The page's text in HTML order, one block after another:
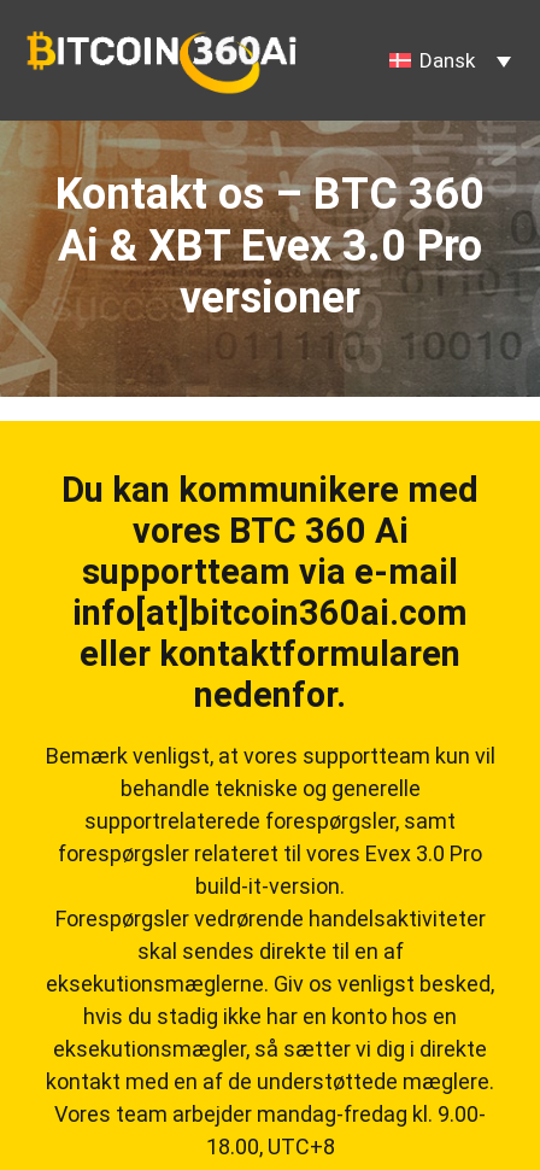
indhold
Dansk
Kontakt os – BTC 360
Ai & XBT Evex 3.0 Pro
versioner
Du kan kommunikere med
vores BTC 360 Ai
supportteam via e-mail
info[at]bitcoin360ai.com
eller kontaktformularen
nedenfor.
Bemærk venligst, at vores supportteam kun vil
behandle tekniske og generelle
supportrelaterede forespørgsler, samt
forespørgsler relateret til vores Evex 3.0 Pro
build-it-version.
Forespørgsler vedrørende handelsaktiviteter
skal sendes direkte til en af
eksekutionsmæglerne. Giv os venligst besked,
hvis du stadig ikke har en konto hos en
eksekutionsmægler, så sætter vi dig i direkte
kontakt med en af de understøttede mæglere.
Vores team arbejder mandag-fredag kl. 9.00-
18.00, UTC+8